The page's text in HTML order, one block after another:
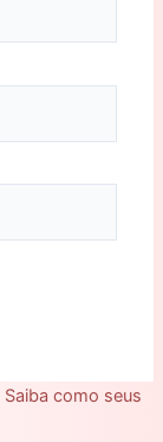
Saiba como seus